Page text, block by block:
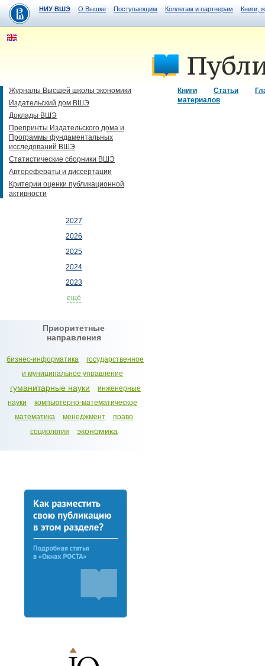
НИУ ВШЭ О Вышке Поступающим Коллегам и партнерам Книги,
Книги Статьи
материалов
Журналы Высшей школы экономики
Издательский дом ВШЭ
Доклады ВШЭ
Препринты Издательского дома и
Программы фундаментальных
исследований ВШЭ
Статистические сборники ВШЭ
Авторефераты и диссертации
Критерии оценки публикационной
активности
2027
2026
2025
2024
2023
ещё
Приоритетные
направления
бизнес-информатика
государственное
и муниципальное управление
гуманитарные науки
инженерные
науки
компьютерно-математическое
математика
менеджмент
право
социология
экономика